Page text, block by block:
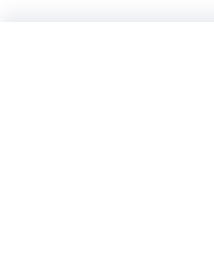
من زمن فات، لكنها ما